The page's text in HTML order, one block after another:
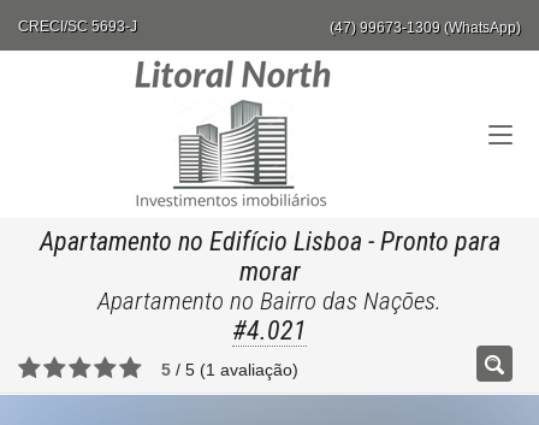
CRECI/SC 5693-J (47) 99673-1309 (WhatsApp)
Apartamento no Edifício Lisboa - Pronto para
morar
Apartamento no Bairro das Nações.
#4.021
5 / 5 (1 avaliação)